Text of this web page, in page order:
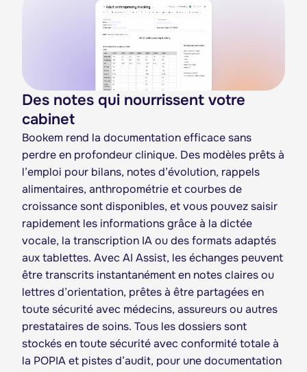
Des notes qui nourrissent votre
cabinet
Bookem rend la documentation efficace sans
perdre en profondeur clinique. Des modèles prêts à
l’emploi pour bilans, notes d’évolution, rappels
alimentaires, anthropométrie et courbes de
croissance sont disponibles, et vous pouvez saisir
rapidement les informations grâce à la dictée
vocale, la transcription IA ou des formats adaptés
aux tablettes. Avec AI Assist, les échanges peuvent
être transcrits instantanément en notes claires ou
lettres d’orientation, prêtes à être partagées en
toute sécurité avec médecins, assureurs ou autres
prestataires de soins. Tous les dossiers sont
stockés en toute sécurité avec conformité totale à
la POPIA et pistes d’audit, pour une documentation